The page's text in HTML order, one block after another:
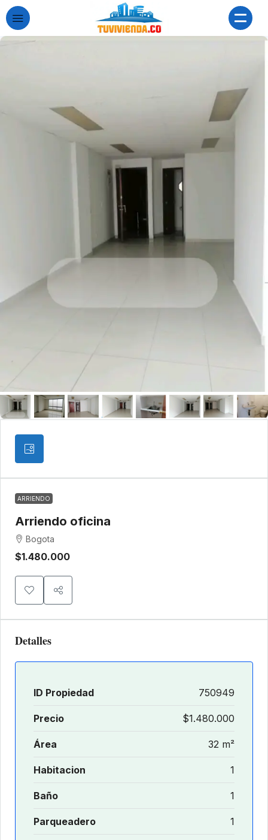
ARRIENDO
Arriendo oficina
Bogota
$1.480.000
Detalles
ID Propiedad 750949
Precio $1.480.000
Área 32 m²
Habitacion 1
Baño 1
Parqueadero 1